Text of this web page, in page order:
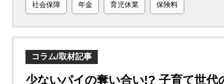
社会保障
年金 育児休業 保険料
コラム/取材記事
少ないパイの奪い合い!? 子育て世代